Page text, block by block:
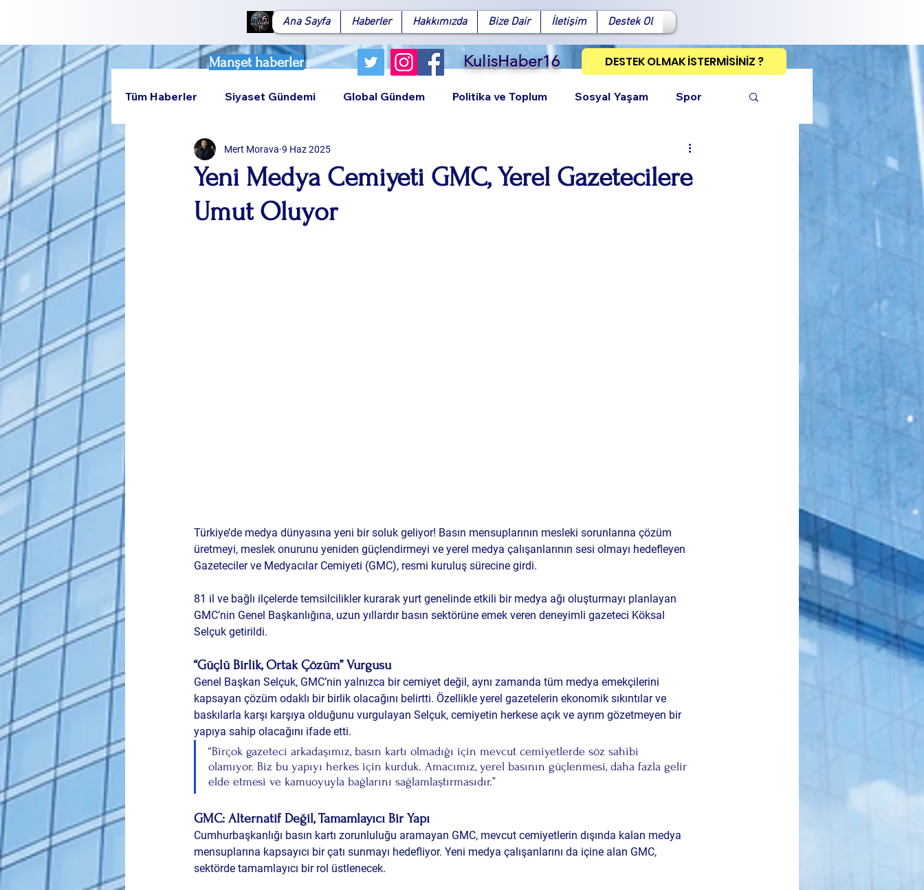
Ana Sayfa Haberler Hakkımızda Bize Dair İletişim Destek Ol
Manşet haberler KulisHaber16 DESTEK OLMAK İSTERMİSİNİZ ?
Tüm Haberler Siyaset Gündemi Global Gündem Politika ve Toplum Sosyal Yaşam Spor
Teknoloji Rumeli
Yeni Medya Cemiyeti GMC, Yerel Gazetecilere
Umut Oluyor
Mert Morava 9 Haz 2025
Türkiye’de medya dünyasına yeni bir soluk geliyor! Basın mensuplarının mesleki sorunlarına çözüm
üretmeyi, meslek onurunu yeniden güçlendirmeyi ve yerel medya çalışanlarının sesi olmayı hedefleyen
Gazeteciler ve Medyacılar Cemiyeti (GMC), resmi kuruluş sürecine girdi.
81 il ve bağlı ilçelerde temsilcilikler kurarak yurt genelinde etkili bir medya ağı oluşturmayı planlayan
GMC’nin Genel Başkanlığına, uzun yıllardır basın sektörüne emek veren deneyimli gazeteci Köksal
Selçuk getirildi.
“Güçlü Birlik, Ortak Çözüm” Vurgusu
Genel Başkan Selçuk, GMC’nin yalnızca bir cemiyet değil, aynı zamanda tüm medya emekçilerini
kapsayan çözüm odaklı bir birlik olacağını belirtti. Özellikle yerel gazetelerin ekonomik sıkıntılar ve
baskılarla karşı karşıya olduğunu vurgulayan Selçuk, cemiyetin herkese açık ve ayrım gözetmeyen bir
yapıya sahip olacağını ifade etti.
“Birçok gazeteci arkadaşımız, basın kartı olmadığı için mevcut cemiyetlerde söz sahibi
olamıyor. Biz bu yapıyı herkes için kurduk. Amacımız, yerel basının güçlenmesi, daha fazla gelir
elde etmesi ve kamuoyuyla bağlarını sağlamlaştırmasıdır.”
GMC: Alternatif Değil, Tamamlayıcı Bir Yapı
Cumhurbaşkanlığı basın kartı zorunluluğu aramayan GMC, mevcut cemiyetlerin dışında kalan medya
mensuplarına kapsayıcı bir çatı sunmayı hedefliyor. Yeni medya çalışanlarını da içine alan GMC,
sektörde tamamlayıcı bir rol üstlenecek.